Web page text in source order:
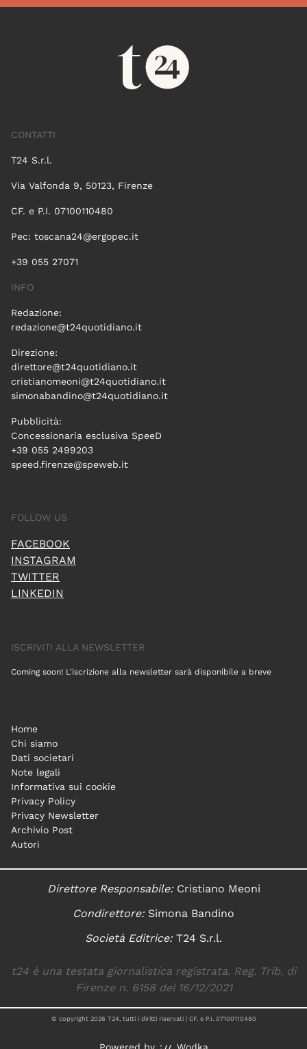
CONTATTI
T24 S.r.l.
Via Valfonda 9, 50123, Firenze
CF. e P.I. 07100110480
Pec: toscana24@ergopec.it
+39 055 27071
INFO
Redazione:
redazione@t24quotidiano.it
Direzione:
direttore@t24quotidiano.it
cristianomeoni@t24quotidiano.it
simonabandino@t24quotidiano.it
Pubblicità:
Concessionaria esclusiva SpeeD
+39 055 2499203
speed.firenze@speweb.it
FOLLOW US
FACEBOOK
INSTAGRAM
TWITTER
LINKEDIN
ISCRIVITI ALLA NEWSLETTER
Coming soon! L'iscrizione alla newsletter sarà disponibile a breve
Home
Chi siamo
Dati societari
Note legali
Informativa sui cookie
Privacy Policy
Privacy Newsletter
Archivio Post
Autori
Direttore Responsabile:Cristiano Meoni
Condirettore:Simona Bandino
Società Editrice:T24 S.r.l.
t24 è una testata giornalistica registrata. Reg. Trib. di
Firenze n. 6158 del 16/12/2021
© copyright 2026 T24, tutti i diritti riservati | CF. e P.I. 07100110480